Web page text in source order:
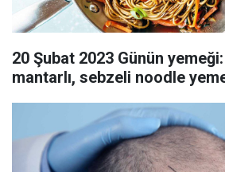
20 Şubat 2023 Günün
mantarlı, sebzeli noodle